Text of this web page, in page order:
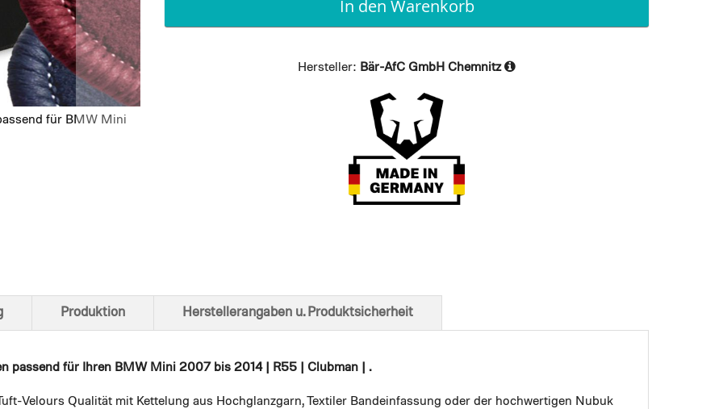
für BMW Mini
Ansicht von unten
In den Warenkorb
Hersteller: Bär-AfC GmbH Chemnitz
passend für Ihren BMW Mini 2007 bis 2014 | R55 | Clubman | .
Velours Qualität mit Kettelung aus Hochglanzgarn, Textiler Bandeinfassung oder der hochwertigen Nubuk
Produktion Herstellerangaben u. Produktsicherheit